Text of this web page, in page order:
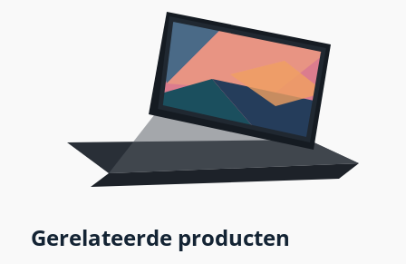
Gerelateerde producten